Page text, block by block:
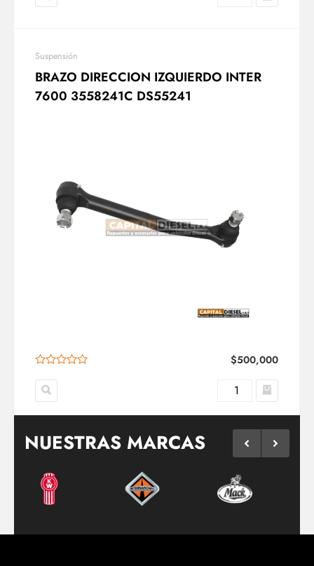
Suspensión
BRAZO DIRECCION IZQUIERDO INTER
7600 3558241C DS55241
$500,000
NUESTRAS MARCAS